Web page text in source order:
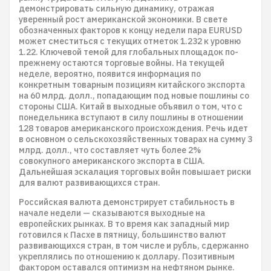
демонстрировать сильную динамику, отражая
уверенный рост американской экономики. В свете
обозначенных факторов к концу недели пара EURUSD
может сместиться с текущих отметок 1.232 к уровню
1.22. Ключевой темой для глобальных площадок по-
прежнему остаются торговые войны. На текущей
неделе, вероятно, появится информация по
конкретным товарным позициям китайского экспорта
на 60 млрд. долл., попадающим под новые пошлины со
стороны США. Китай в выходные объявил о том, что с
понедельника вступают в силу пошлины в отношении
128 товаров американского происхождения. Речь идет
в основном о сельскохозяйственных товарах на сумму 3
млрд. долл., что составляет чуть более 2%
совокупного американского экспорта в США.
Дальнейшая эскалация торговых войн повышает риски
для валют развивающихся стран.
Российская валюта демонстрирует стабильность в
начале недели — сказываются выходные на
европейских рынках. В то время как западный мир
готовился к Пасхе в пятницу, большинство валют
развивающихся стран, в том числе и рубль, сдержанно
укреплялись по отношению к доллару. Позитивным
фактором оставался оптимизм на нефтяном рынке.